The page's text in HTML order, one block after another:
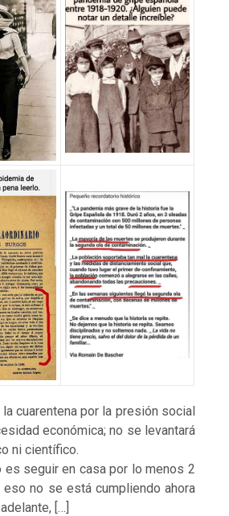
cuarentena por la presión social
económica; no se levantará
ni científico.
es seguir en casa por lo menos 2
no se está cumpliendo ahora
[…]